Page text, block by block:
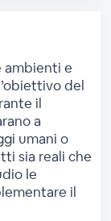
ambienti e
del
il
a
umani o
sia reali che
le
il